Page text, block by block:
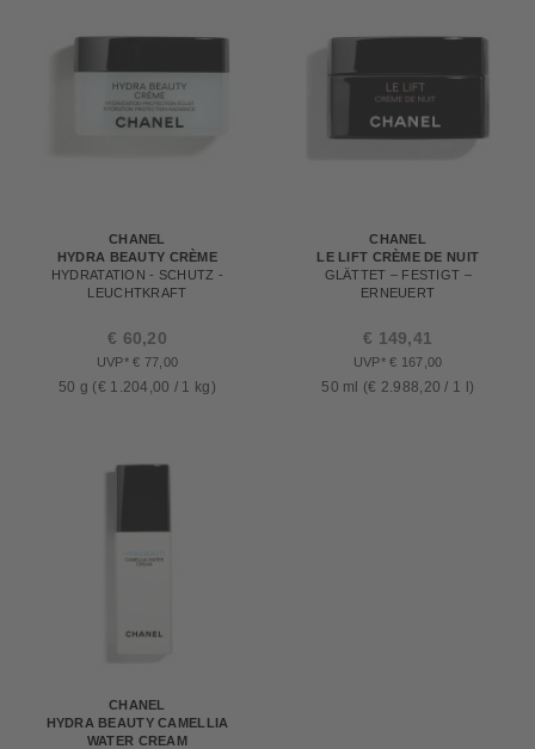
CHANEL
HYDRA BEAUTY CRÈME
HYDRATATION - SCHUTZ -
LEUCHTKRAFT
UVP* € 77,00
€ 60,20
50 g (€ 1.204,00 / 1 kg)
CHANEL
LE LIFT CRÈME DE NUIT
GLÄTTET – FESTIGT –
ERNEUERT
UVP* € 167,00
€ 149,41
50 ml (€ 2.988,20 / 1 l)
CHANEL
HYDRA BEAUTY CAMELLIA
WATER CREAM